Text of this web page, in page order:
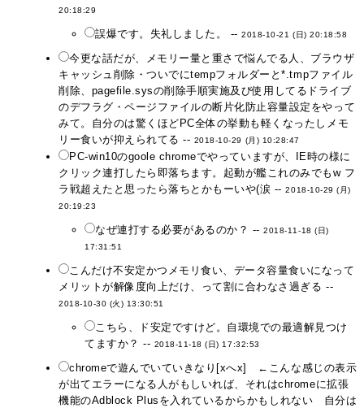
20:18:29
誤爆です。失礼しました。 --2018-10-21 (日) 20:18:58
今更な話だが、メモリー量と重さで悩んでる人、ブラウザ
キャッシュ削除・ついでにtempフォルダーと*.tmpファイル
削除、pagefile.sysの削除手順実施及び使用してるドライブ
のデフラグ・ページファイルの断片化防止容量設定をやって
みて。自分のは驚くほどPC全体の挙動も軽くなったしメモ
リー食いが抑えられてる -- 2018-10-29 (月) 10:28:47
PC-win10のgoole chromeでやっていますが、IE時の様に
クリック連打したら即落ちます。起動が艦これのみでもw フ
ラ戦超えたと思ったら落ちとかもーいや(涙 --2018-10-29 (月)
20:19:23
なぜ連打する必要があるのか？ --2018-11-18 (日)
17:31:51
こんだけ不安定かつメモリ食い、データ容量食いになって
メリットが解像度向上だけ、って割に合わなさ過ぎる --
2018-10-30 (火) 13:30:51
こちら、ド安定ですけど。自環境での最適解見つけ
てますか？ -- 2018-11-18 (日) 17:32:53
chromeで遊んでいていきなり[xへx] ←こんな感じの表示
が出てエラーになる人がもしいれば、それはchromeに拡張
機能のAdblock Plusを入れているからかもしれない 自分は